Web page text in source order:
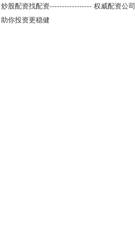
炒股配资找配资----------------- 权威配资公司
你投资更稳健